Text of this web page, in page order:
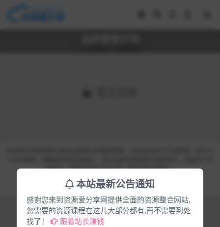
的权益，请联系本站工作人员，我们会及时删除。
Copyright © 2023资源爱好者- All rights reserved
皖ICP备20000921号-10
本站最新公告通知
感谢您来到资源爱分享网提供全面的资源整合网站,
您需要的资源课程在这儿大部分都有,再不需要到处
找了！
跟着站长赚钱